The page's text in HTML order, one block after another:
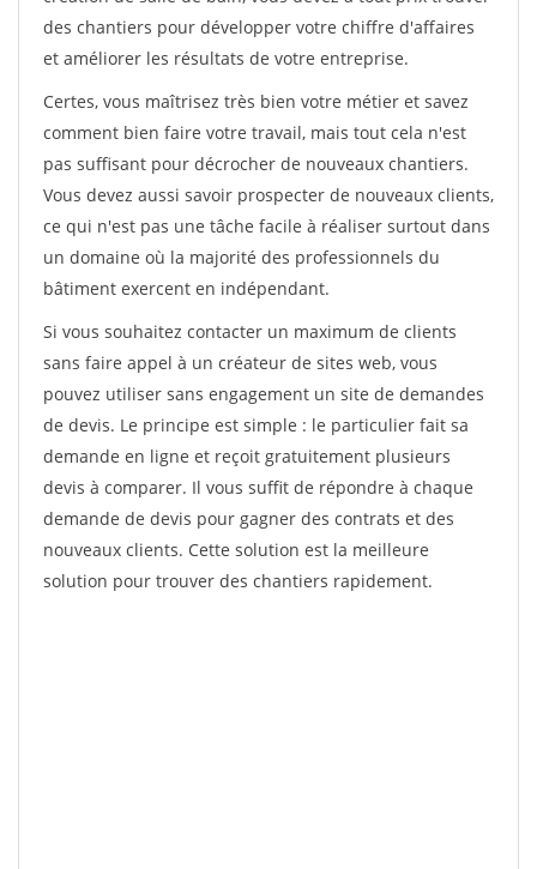
des chantiers pour développer votre chiffre d'affaires
et améliorer les résultats de votre entreprise.
Certes, vous maîtrisez très bien votre métier et savez
comment bien faire votre travail, mais tout cela n'est
pas suffisant pour décrocher de nouveaux chantiers.
Vous devez aussi savoir prospecter de nouveaux clients,
ce qui n'est pas une tâche facile à réaliser surtout dans
un domaine où la majorité des professionnels du
bâtiment exercent en indépendant.
Si vous souhaitez contacter un maximum de clients
sans faire appel à un créateur de sites web, vous
pouvez utiliser sans engagement un site de demandes
de devis. Le principe est simple : le particulier fait sa
demande en ligne et reçoit gratuitement plusieurs
devis à comparer. Il vous suffit de répondre à chaque
demande de devis pour gagner des contrats et des
nouveaux clients. Cette solution est la meilleure
solution pour trouver des chantiers rapidement.